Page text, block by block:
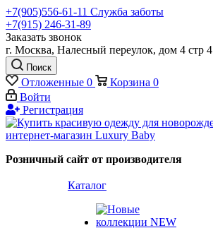
+7(905)556-61-11 Служба заботы
+7(915) 246-31-89
Заказать звонок
г. Москва, Налесный переулок, дом 4 стр 4
Поиск
Отложенные 0 Корзина 0
Войти
Регистрация
Розничный сайт от производителя
Каталог